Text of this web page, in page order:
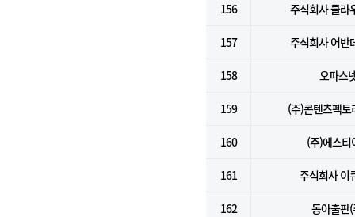
156 주식회사 클라
157 주식회사 어반
158 오파스
159 (주)콘텐츠펙토
160 (주)에스티
161 주식회사 이
162 동아출판